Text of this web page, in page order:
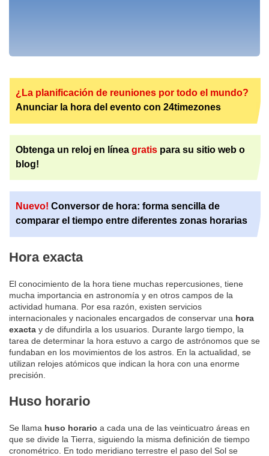
¿La planificación de reuniones por todo el mundo?
Anunciar la hora del evento con 24timezones
Obtenga un reloj en línea gratis para su sitio web o
blog!
Nuevo! Conversor de hora: forma sencilla de
comparar el tiempo entre diferentes zonas horarias
Hora exacta
El conocimiento de la hora tiene muchas repercusiones, tiene
mucha importancia en astronomía y en otros campos de la
actividad humana. Por esa razón, existen servicios
internacionales y nacionales encargados de conservar una hora
exacta y de difundirla a los usuarios. Durante largo tiempo, la
tarea de determinar la hora estuvo a cargo de astrónomos que se
fundaban en los movimientos de los astros. En la actualidad, se
utilizan relojes atómicos que indican la hora con una enorme
precisión.
Huso horario
Se llama huso horario a cada una de las veinticuatro áreas en
que se divide la Tierra, siguiendo la misma definición de tiempo
cronométrico. En todo meridiano terrestre el paso del Sol se